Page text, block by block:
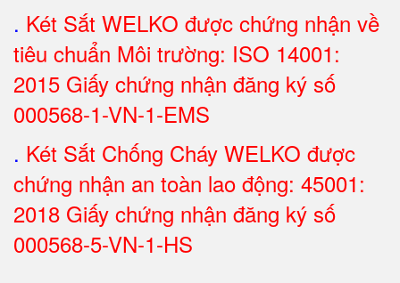
. Két Sắt WELKO được chứng nhận về
tiêu chuẩn Môi trường: ISO 14001:
2015 Giấy chứng nhận đăng ký số
000568-1-VN-1-EMS
. Két Sắt Chống Cháy WELKO được
chứng nhận an toàn lao động: 45001:
2018 Giấy chứng nhận đăng ký số
000568-5-VN-1-HS